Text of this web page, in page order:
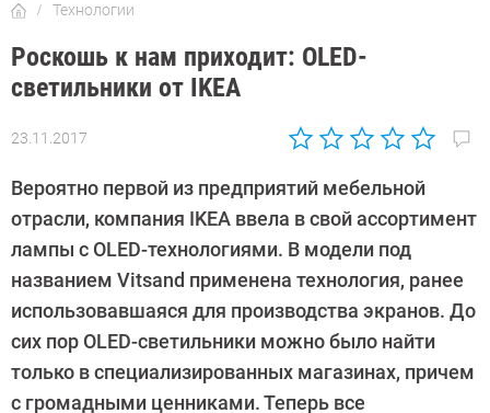
Технологии
Роскошь к нам приходит: OLED-
светильники от IKEA
23.11.2017
Автор:
Давыдов
Вероятно первой из предприятий мебельной
отрасли, компания IKEA ввела в свой ассортимент
лампы с OLED-технологиями. В модели под
названием Vitsand применена технология, ранее
использовавшаяся для производства экранов. До
сих пор OLED-светильники можно было найти
только в специализированных магазинах, причем
c громадными ценниками. Теперь все